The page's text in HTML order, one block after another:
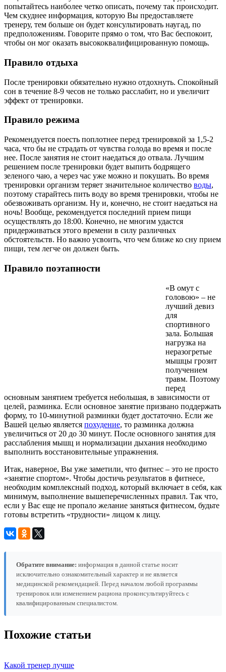
попытайтесь наиболее четко описать, почему так происходит.
Чем скуднее информация, которую Вы предоставляете
тренеру, тем больше он будет консультировать наугад, по
предположениям. Говорите прямо о том, что Вас беспокоит,
чтобы он мог оказать высококвалифицированную помощь.
Правило отдыха
После тренировки обязательно нужно отдохнуть. Спокойный
сон в течение 8-9 чесов не только расслабит, но и увеличит
эффект от тренировки.
Правило режима
Рекомендуется поесть поплотнее перед тренировкой за 1,5-2
часа, что бы не страдать от чувства голода во время и после
нее. После занятия не стоит наедаться до отвала. Лучшим
решением после тренировки будет выпить бодрящего
зеленого чаю, а через час уже можно и покушать. Во время
тренировки организм теряет значительное количество воды,
поэтому старайтесь пить воду во время тренировки, чтобы не
обезвоживать организм. Ну и, конечно, не стоит наедаться на
ночь! Вообще, рекомендуется последний прием пищи
осуществлять до 18:00. Конечно, не многим удастся
придерживаться этого времени в силу различных
обстоятельств. Но важно усвоить, что чем ближе ко сну прием
пищи, тем легче он должен быть.
Правило поэтапности
«В омут с
головою» – не
лучший девиз
для
спортивного
зала. Большая
нагрузка на
неразогретые
мышцы грозит
получением
травм. Поэтому
перед
основным занятием требуется небольшая, в зависимости от
целей, разминка. Если основное занятие призвано поддержать
форму, то 10-минутной разминки будет достаточно. Если же
Вашей целью является похудение, то разминка должна
увеличиться от 20 до 30 минут. После основного занятия для
расслабления мышц и нормализации дыхания необходимо
выполнить восстановительные упражнения.
Итак, наверное, Вы уже заметили, что фитнес – это не просто
«занятие спортом». Чтобы достичь результатов в фитнесе,
необходим комплексный подход, который включает в себя, как
минимум, выполнение вышеперечисленных правил. Так что,
если у Вас еще не пропало желание заняться фитнесом, будьте
готовы встретить «трудности» лицом к лицу.
Обратите внимание: информация в данной статье носит
исключительно ознакомительный характер и не является
медицинской рекомендацией. Перед началом любой программы
тренировок или изменением рациона проконсультируйтесь с
квалифицированным специалистом.
Похожие статьи
Какой тренер лучше